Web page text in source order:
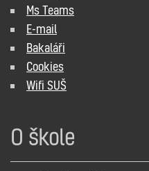
Ms Teams
E-mail
Bakaláři
Cookies
Wifi SUŠ
O škole